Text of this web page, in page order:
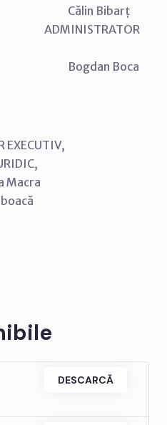
Boca
EXECUTIV,
Macra
DESCARCĂ